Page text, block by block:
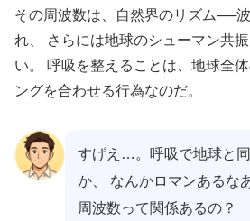
その周波数は、自然界のリズム──
れ、 さらには地球のシューマン共
い。 呼吸を整えることは、地球全体
ングを合わせる行為なのだ。
すげえ…。呼吸で地球と
か、 なんかロマンあるな
周波数って関係あるの？